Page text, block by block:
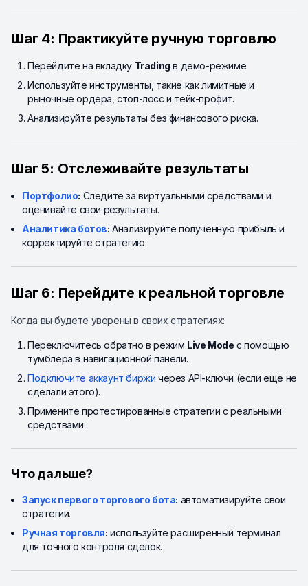
Шаг 4: Практикуйте ручную торговлю
Перейдите на вкладку Trading в демо-режиме.
Используйте инструменты, такие как лимитные и
рыночные ордера, стоп-лосс и тейк-профит.
Анализируйте результаты без финансового риска.
Шаг 5: Отслеживайте результаты
Портфолио: Следите за виртуальными средствами и
оценивайте свои результаты.
Аналитика ботов: Анализируйте полученную прибыль и
корректируйте стратегию.
Шаг 6: Перейдите к реальной торговле
Когда вы будете уверены в своих стратегиях:
Переключитесь обратно в режим Live Mode с помощью
тумблера в навигационной панели.
Подключите аккаунт биржи через API-ключи (если еще не
сделали этого).
Примените протестированные стратегии с реальными
средствами.
Что дальше?
Запуск первого торгового бота: автоматизируйте свои
стратегии.
Ручная торговля: используйте расширенный терминал
для точного контроля сделок.